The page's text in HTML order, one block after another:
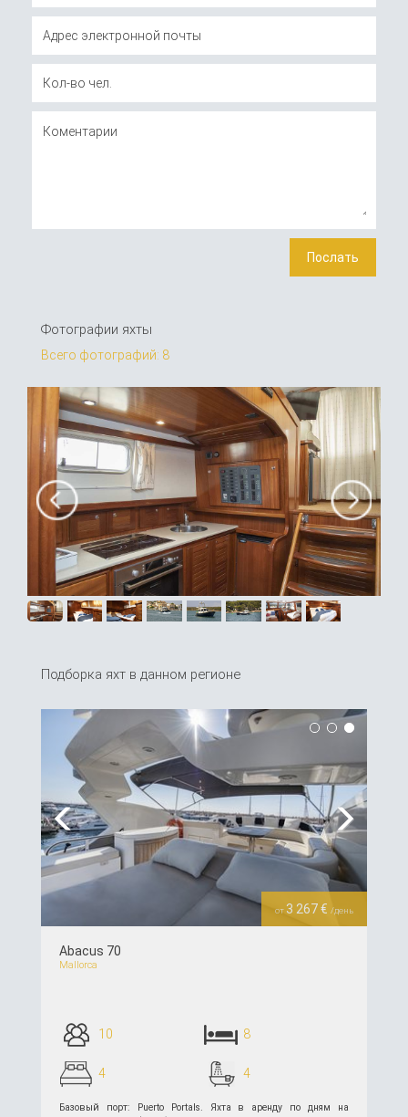
Фотографии яхты
Всего фотографий: 8
Подборка яхт в данном регионе
Previous Next
от 3 267 € /день
Abacus 70
Mallorca
10 8
4 4
Базовый порт: Puerto Portals. Яхта в аренду по дням на